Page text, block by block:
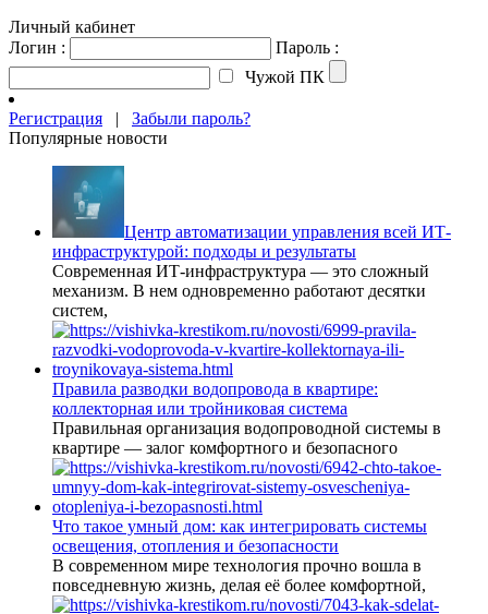
Личный кабинет
Логин :
Пароль :
Чужой ПК
Регистрация | Забыли пароль?
Популярные новости
Центр автоматизации управления всей ИТ-
инфраструктурой: подходы и результаты
Современная ИТ-инфраструктура — это сложный
механизм. В нем одновременно работают десятки
систем,
Правила разводки водопровода в квартире:
коллекторная или тройниковая система
Правильная организация водопроводной системы в
квартире — залог комфортного и безопасного
Что такое умный дом: как интегрировать системы
освещения, отопления и безопасности
В современном мире технология прочно вошла в
повседневную жизнь, делая её более комфортной,